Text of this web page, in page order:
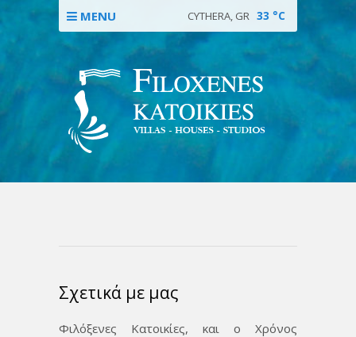
MENU CYTHERA, GR 33 °C
Σχετικά με μας
Φιλόξενες Κατοικίες, και ο Χρόνος